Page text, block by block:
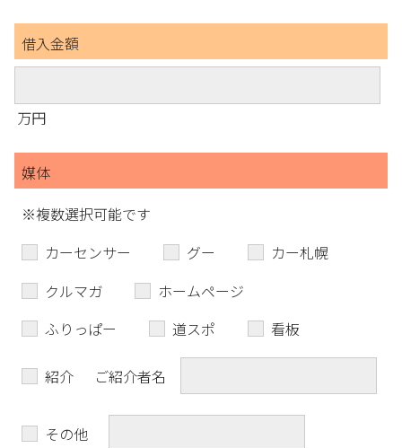
借入金額
万円
媒体
※複数選択可能です
カーセンサー
グー
カー札幌
クルマガ
ホームページ
ふりっぱー
道スポ 看板
紹介 ご紹介者名
その他